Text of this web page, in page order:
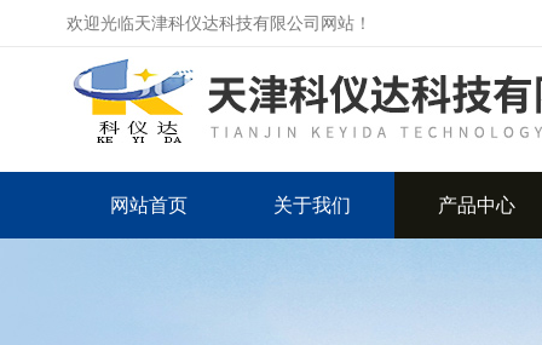
欢迎光临天津科仪达科技有限公司网站！
网站首页 关于我们 产品中心